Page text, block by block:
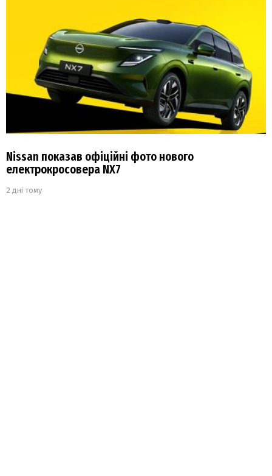
Nissan показав офіційні фото нового
електрокросовера NX7
2 дні тому